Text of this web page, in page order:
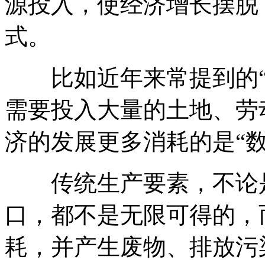
式。
比如近年来常提到的“
需要投入大量的土地、
济的发展更多消耗的是“
传统生产要素，不论
口，都不是无限可得的
耗，并产生废物、排放污